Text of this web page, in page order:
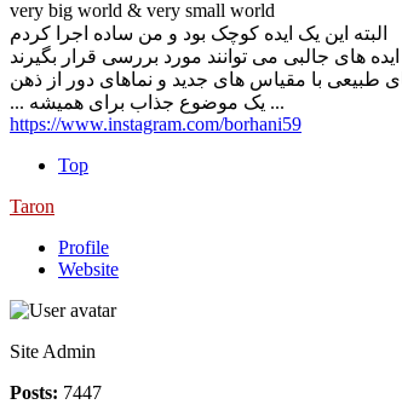
very big world & very small world
البته این یک ایده کوچک بود و من ساده اجرا کردم
... یک موضوع جذاب برای همیشه ...
https://www.instagram.com/borhani59
Top
Taron
Profile
Website
Site Admin
Posts: 7447